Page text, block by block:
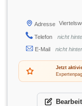
Adresse
Telefon
nicht
E-Mail
nicht
Jetzt